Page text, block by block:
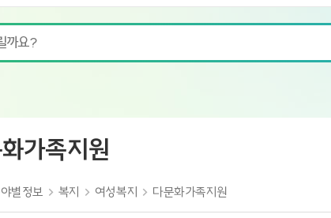
가족지원
별정보 복지 여성복지 다문화가족지원